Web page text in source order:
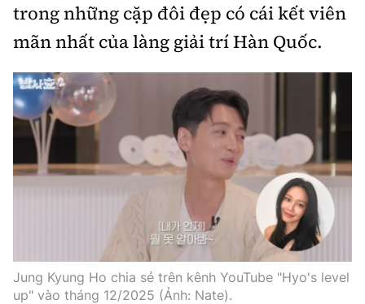
trong những cặp đôi đẹp có cái kết viên
mãn nhất của làng giải trí Hàn Quốc.
Jung Kyung Ho chia sẻ trên kênh YouTube "Hyo's level
up" vào tháng 12/2025 (Ảnh: Nate).